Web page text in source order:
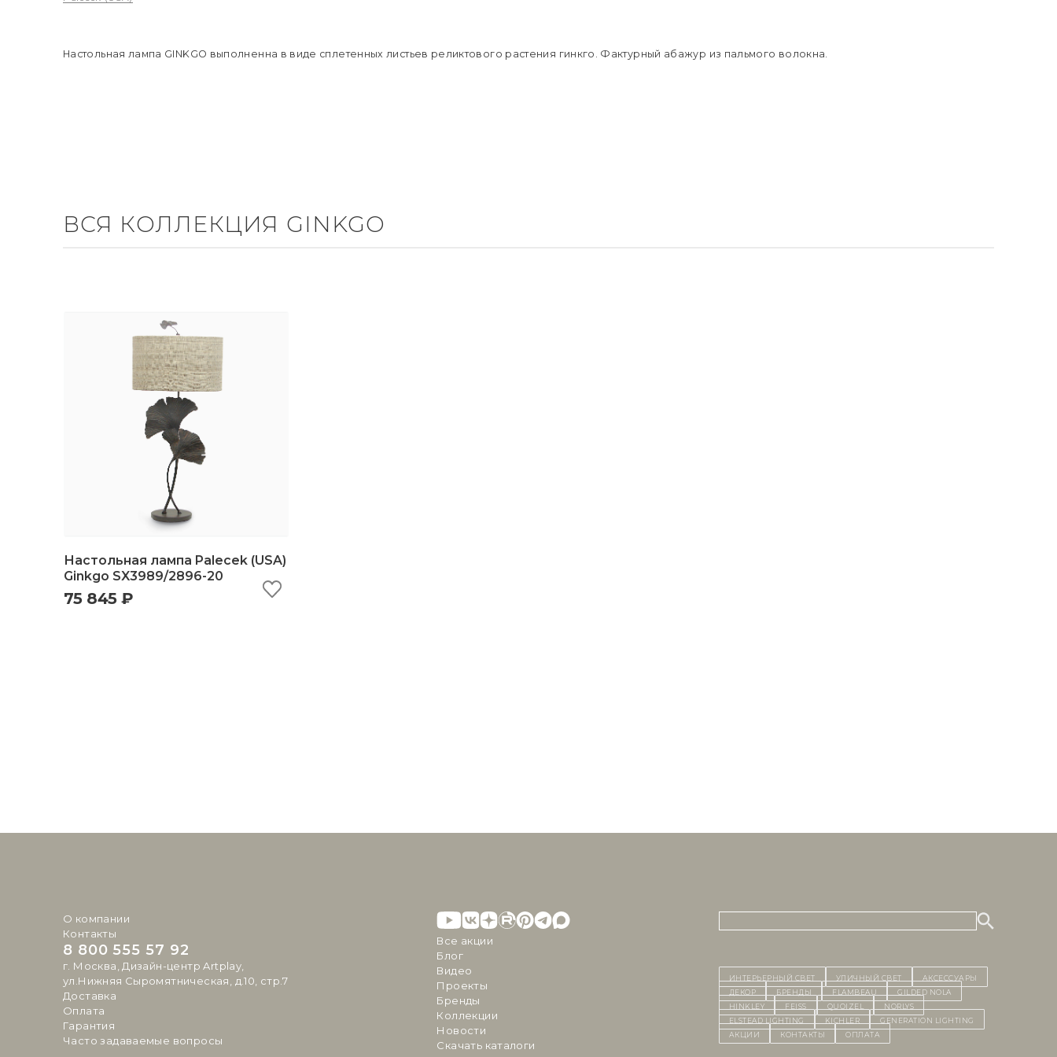
Настольная лампа GINKGO выполненна в виде сплетенных листьев реликтового растения гинкго. Фактурный абажур из пальмого волокна.
ВСЯ КОЛЛЕКЦИЯ GINKGO
быстрый просмотр
Настольная лампа Palecek (USA)
Ginkgo SX3989/2896-20
75 845 ₽
О компании
Контакты
8 800 555 57 92
г. Москва, Дизайн-центр Artplay,
ул.Нижняя Сыромятническая, д.10, стр.7
Доставка
Оплата
Гарантия
Часто задаваемые вопросы
Все акции
Блог
Видео
Проекты
Бренды
Коллекции
Новости
Скачать каталоги
ИНТЕРЬЕРНЫЙ СВЕТ уличный СВЕТ
Аксессуары
декор
бренды Flambeau
Gilded Nola
Hinkley
Feiss Quoizel
Norlys
Elstead Lighting
Kichler
Generation Lighting
Акции
контакты Оплата